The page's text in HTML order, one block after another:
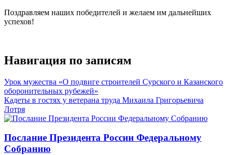
Поздравляем наших победителей и желаем им дальнейших
успехов!
Навигация по записям
Урок мужества «О подвиге строителей Сурского и Казанского
оборонительных рубежей»
Кадеты в гостях у ветерана труда Михаила Григорьевича
Лотря
Послание Президента России Федеральному
Собранию